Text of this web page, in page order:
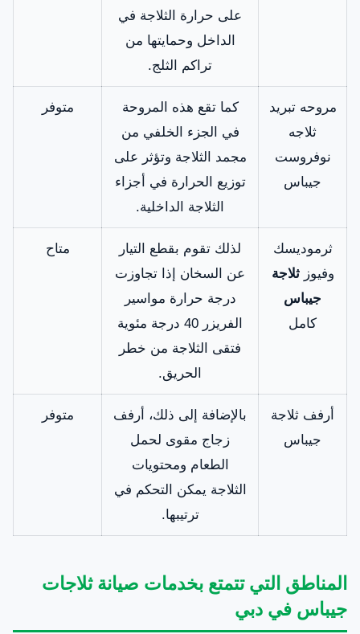
على حرارة الثلاجة في
الداخل وحمايتها من
تراكم الثلج.
مروحه تبريد
ثلاجه
نوفروست
جيباس
كما تقع هذه المروحة
في الجزء الخلفي من
مجمد الثلاجة وتؤثر على
توزيع الحرارة في أجزاء
الثلاجة الداخلية.
متوفر
ثرموديسك
وفيوزثلاجة
جيباس
كامل
لذلك تقوم بقطع التيار
عن السخان إذا تجاوزت
درجة حرارة مواسير
الفريزر 40 درجة مئوية
فتقى الثلاجة من خطر
الحريق.
متاح
أرفف ثلاجة
جيباس
بالإضافة إلى ذلك، أرفف
زجاج مقوى لحمل
الطعام ومحتويات
الثلاجة يمكن التحكم في
ترتيبها.
متوفر
المناطق التي تتمتع بخدمات صيانة ثلاجات
جيباس في دبي